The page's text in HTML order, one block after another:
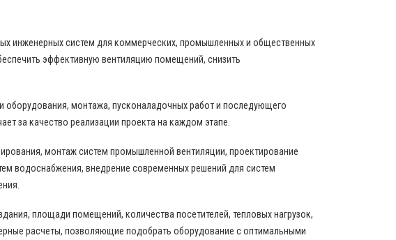
инженерных систем для коммерческих, промышленных и общественных
эффективную вентиляцию помещений, снизить
оборудования, монтажа, пусконаладочных работ и последующего
за качество реализации проекта на каждом этапе.
монтаж систем промышленной вентиляции, проектирование
водоснабжения, внедрение современных решений для систем
площади помещений, количества посетителей, тепловых нагрузок,
расчеты, позволяющие подобрать оборудование с оптимальными